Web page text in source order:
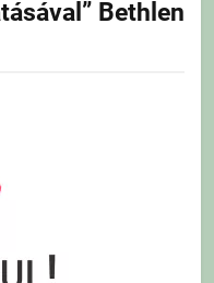
Bethlen